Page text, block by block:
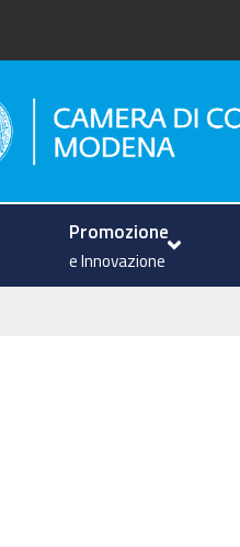
di
Promozione
e Innovazione